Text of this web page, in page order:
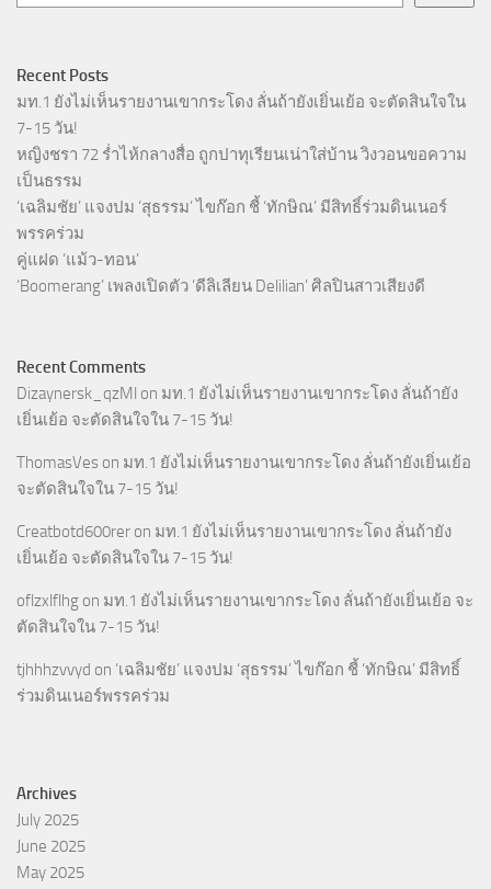
Recent Posts
มท.1 ยังไม่เห็นรายงานเขากระโดง ลั่นถ้ายังเยิ่นเย้อ จะตัดสินใจใน
7-15 วัน!
หญิงชรา 72 ร่ำไห้กลางสื่อ ถูกปาทุเรียนเน่าใส่บ้าน วิงวอนขอความ
เป็นธรรม
‘เฉลิมชัย’ แจงปม ‘สุธรรม’ ไขก๊อก ชี้ ‘ทักษิณ’ มีสิทธิ์ร่วมดินเนอร์
พรรคร่วม
คู่แฝด ‘แม้ว-ทอน’
‘Boomerang’ เพลงเปิดตัว ‘ดีลิเลียน Delilian’ ศิลปินสาวเสียงดี
Recent Comments
Dizaynersk_qzMl on มท.1 ยังไม่เห็นรายงานเขากระโดง ลั่นถ้ายัง
เยิ่นเย้อ จะตัดสินใจใน 7-15 วัน!
ThomasVes on มท.1 ยังไม่เห็นรายงานเขากระโดง ลั่นถ้ายังเยิ่นเย้อ
จะตัดสินใจใน 7-15 วัน!
Creatbotd600rer on มท.1 ยังไม่เห็นรายงานเขากระโดง ลั่นถ้ายัง
เยิ่นเย้อ จะตัดสินใจใน 7-15 วัน!
oflzxlflhg on มท.1 ยังไม่เห็นรายงานเขากระโดง ลั่นถ้ายังเยิ่นเย้อ จะ
ตัดสินใจใน 7-15 วัน!
tjhhhzvvyd on ‘เฉลิมชัย’ แจงปม ‘สุธรรม’ ไขก๊อก ชี้ ‘ทักษิณ’ มีสิทธิ์
ร่วมดินเนอร์พรรคร่วม
Archives
July 2025
June 2025
May 2025